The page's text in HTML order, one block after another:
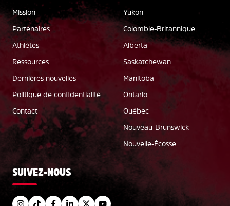
Mission
Partenaires
Athlètes
Ressources
Dernières nouvelles
Politique de confidentialité
Contact
Yukon
Colombie-Britannique
Alberta
Saskatchewan
Manitoba
Ontario
Québec
Nouveau-Brunswick
Nouvelle-Écosse
SUIVEZ-NOUS